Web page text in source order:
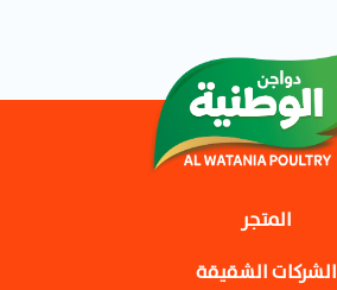
المتجر
الشركات الشقيقة